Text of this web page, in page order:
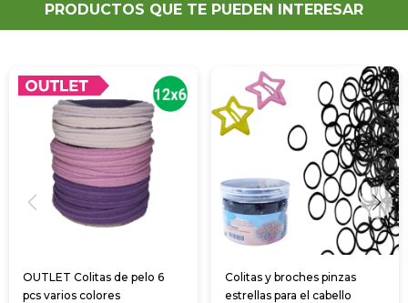
PRODUCTOS QUE TE PUEDEN INTERESAR
OUTLET Colitas de pelo 6
pcs varios colores
Colitas y broches pinzas
estrellas para el cabello